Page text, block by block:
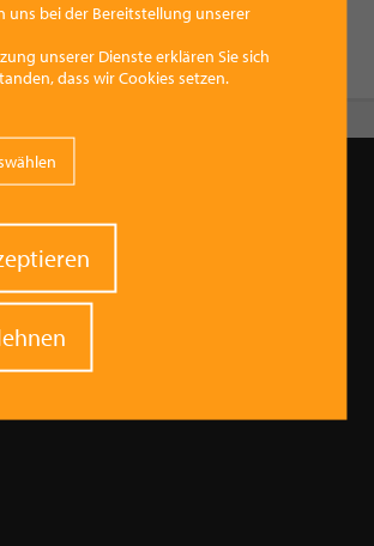
Werberings ist, die wirtschaftliche
Vorchdorf. Wir wollen die Attraktivität der
als Wirtschaftsfaktor in der Region
Durch gezielte Aktionen und
wir Vorchdorf sozial, kulturell und
uns bei der Bereitstellung unserer
unserer Dienste erklären Sie sich
dass wir Cookies setzen.